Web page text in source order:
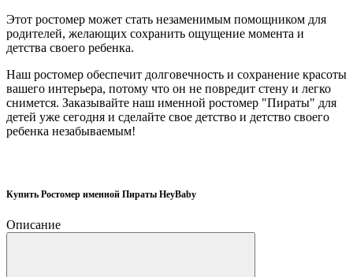
Этот ростомер может стать незаменимым помощником для
родителей, желающих сохранить ощущение момента и
детства своего ребенка.
Наш ростомер обеспечит долговечность и сохранение красоты
вашего интерьера, потому что он не повредит стену и легко
снимется. Заказывайте наш именной ростомер "Пираты" для
детей уже сегодня и сделайте свое детство и детство своего
ребенка незабываемым!
Купить Ростомер именной Пираты HeyBaby
Описание